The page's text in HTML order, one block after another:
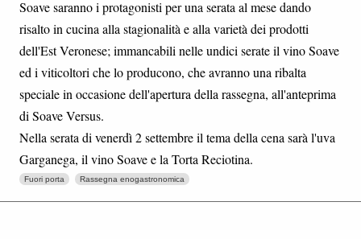
Soave saranno i protagonisti per una serata al mese dando
risalto in cucina alla stagionalità e alla varietà dei prodotti
dell'Est Veronese; immancabili nelle undici serate il vino Soave
ed i viticoltori che lo producono, che avranno una ribalta
speciale in occasione dell'apertura della rassegna, all'anteprima
di Soave Versus.
Nella serata di venerdì 2 settembre il tema della cena sarà l'uva
Garganega, il vino Soave e la Torta Reciotina.
Fuori porta Rassegna enogastronomica